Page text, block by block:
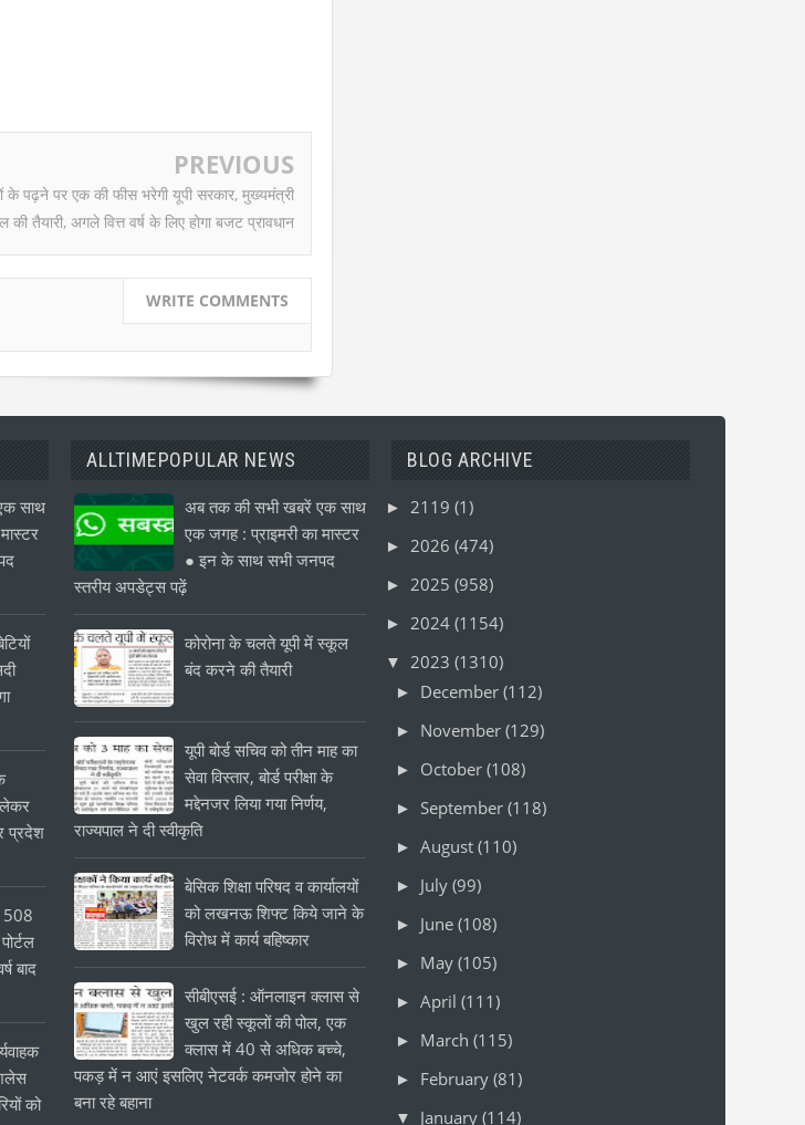
PREVIOUS
के पढ़ने पर एक की फीस भरेगी यूपी सरकार, मुख्यमंत्री
की तैयारी, अगले वित्त वर्ष के लिए होगा बजट प्रावधान
WRITE COMMENTS
साथ
लेकर
प्रदेश
बाद
को
ALLTIMEPOPULAR NEWS
अब तक की सभी खबरें एक साथ
एक जगह : प्राइमरी का मास्टर
● इन के साथ सभी जनपद
स्तरीय अपडेट्स पढ़ें
कोरोना के चलते यूपी में स्कूल
बंद करने की तैयारी
यूपी बोर्ड सचिव को तीन माह का
सेवा विस्तार, बोर्ड परीक्षा के
मद्देनजर लिया गया निर्णय,
राज्यपाल ने दी स्वीकृति
बेसिक शिक्षा परिषद व कार्यालयों
को लखनऊ शिफ्ट किये जाने के
विरोध में कार्य बहिष्कार
सीबीएसई : ऑनलाइन क्लास से
खुल रही स्कूलों की पोल, एक
क्लास में 40 से अधिक बच्चे,
पकड़ में न आएं इसलिए नेटवर्क कमजोर होने का
बना रहे बहाना
BLOG ARCHIVE
► 2119(1)
► 2026(474)
► 2025(958)
► 2024(1154)
▼ 2023(1310)
► December(112)
► November(129)
► October(108)
► September(118)
►August(110)
► July(99)
► June(108)
► May(105)
►April(111)
► March(115)
► February(81)
▼ January(114)